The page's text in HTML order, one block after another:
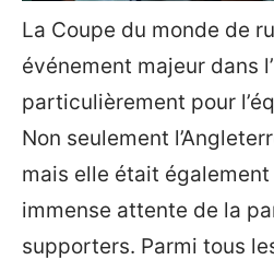
La Coupe du monde de
événement majeur dans
particulièrement pour
Non seulement
mais elle était également
immense attente de la
supporters. Parmi tous